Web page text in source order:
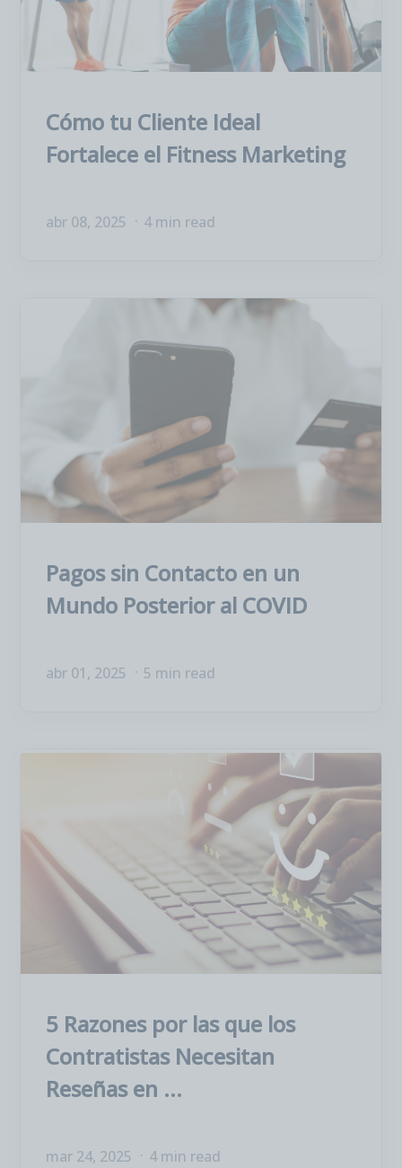
Cómo tu Cliente Ideal
Fortalece el Fitness Marketing
abr 08, 2025 4 min read
Pagos sin Contacto en un
Mundo Posterior al COVID
abr 01, 2025 5 min read
5 Razones por las que los
Contratistas Necesitan
Reseñas en ...
mar 24, 2025 4 min read